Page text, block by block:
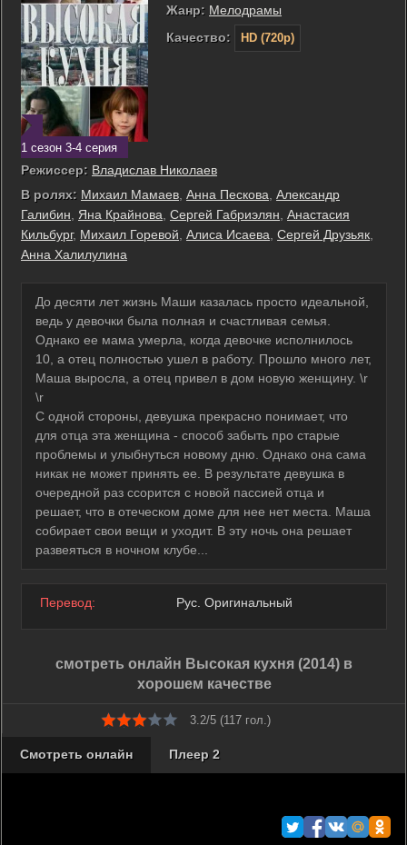
1 сезон 3-4 серия
Жанр: Мелодрамы
Качество:
HD (720p)
Режиссер: Владислав Николаев
В ролях: Михаил Мамаев Анна Пескова Александр
Галибин
Яна Крайнова Сергей Габриэлян Анастасия
Кильбург, Михаил Горевой Алиса Исаева Сергей Друзьяк
Анна Халилулина
До десяти лет жизнь Маши казалась просто идеальной,
ведь у девочки была полная и счастливая семья.
Однако ее мама умерла, когда девочке исполнилось
10, а отец полностью ушел в работу. Прошло много лет,
Маша выросла, а отец привел в дом новую женщину. \r
\r
С одной стороны, девушка прекрасно понимает, что
для отца эта женщина - способ забыть про старые
проблемы и улыбнуться новому дню. Однако она сама
никак не может принять ее. В результате девушка в
очередной раз ссорится с новой пассией отца и
решает, что в отеческом доме для нее нет места. Маша
собирает свои вещи и уходит. В эту ночь она решает
развеяться в ночном клубе...
Перевод: Рус. Оригинальный
смотреть онлайн Высокая кухня (2014) в
хорошем качестве
3.2/5 (117 гол.)
Смотреть онлайн Плеер 2